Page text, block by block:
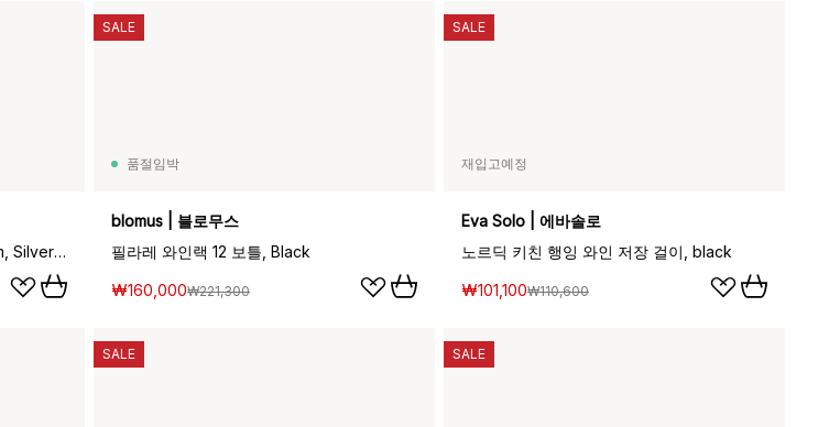
하우스 닥터 와인 랙 12병 41x35 cm, Silver finish
품절임박
blomus | 블로무스
필라레 와인랙 12 보틀, Black
₩160,000₩221,300
SALE
재입고예정
Eva Solo | 에바솔로
노르딕 키친 행잉 와인 저장 걸이, black
₩101,100₩110,600
SALE
SALE SALE